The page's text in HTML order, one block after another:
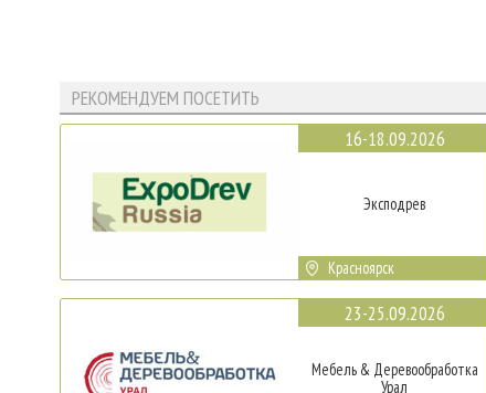
РЕКОМЕНДУЕМ ПОСЕТИТЬ
16-18.09.2026
Эксподрев
Красноярск
23-25.09.2026
Мебель & Деревообработка
Урал